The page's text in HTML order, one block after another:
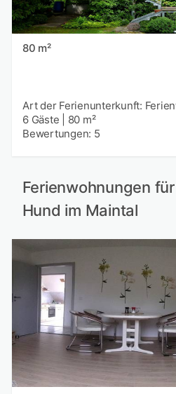
80 m²
Art der Ferienunterkunft:
6 Gäste
80 m²
Bewertungen: 5
Ferienwohnungen
Hund im Maintal